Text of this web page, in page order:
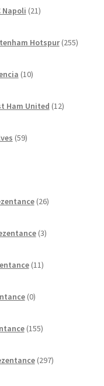
Napoli 21izdelkov
Hotspur 255
10izdelkov
Ham United 12izdelkov
59izdelkov
26izdelkov
3izdelki
11izdelkov
0izdelkov
155izdelkov
297izdelkov